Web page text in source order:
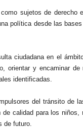
sujetos de derecho
política desde las
ciudadana en el
orientar y encaminar de
identificadas.
del tránsito de
calidad para los
de futuro.